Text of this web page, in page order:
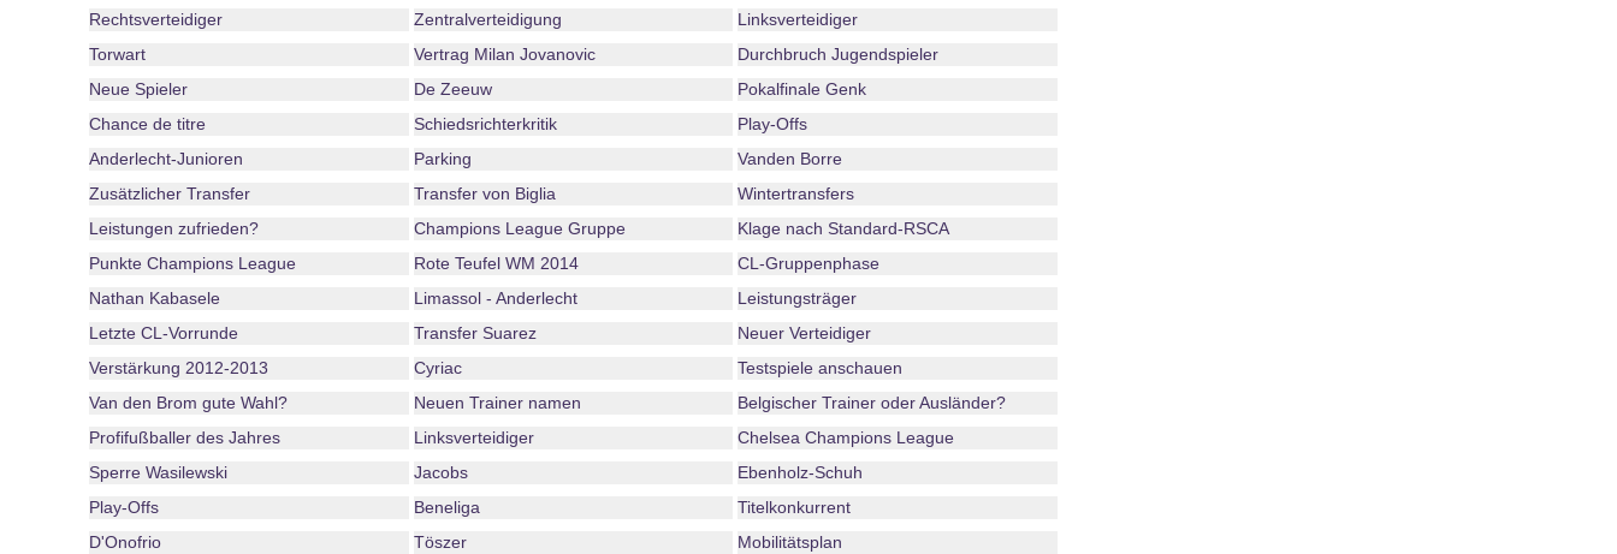
Rechtsverteidiger
Zentralverteidigung
Linksverteidiger
Torwart
Vertrag Milan Jovanovic
Durchbruch Jugendspieler
Neue Spieler
De Zeeuw
Pokalfinale Genk
Chance de titre
Schiedsrichterkritik
Play-Offs
Anderlecht-Junioren
Parking
Vanden Borre
Zusätzlicher Transfer
Transfer von Biglia
Wintertransfers
Leistungen zufrieden?
Champions League Gruppe
Klage nach Standard-RSCA
Punkte Champions League
Rote Teufel WM 2014
CL-Gruppenphase
Nathan Kabasele
Limassol - Anderlecht
Leistungsträger
Letzte CL-Vorrunde
Transfer Suarez
Neuer Verteidiger
Verstärkung 2012-2013
Cyriac
Testspiele anschauen
Van den Brom gute Wahl?
Neuen Trainer namen
Belgischer Trainer oder Ausländer?
Profifußballer des Jahres
Linksverteidiger
Chelsea Champions League
Sperre Wasilewski
Jacobs
Ebenholz-Schuh
Play-Offs
Beneliga
Titelkonkurrent
D'Onofrio
Töszer Mobilitätsplan